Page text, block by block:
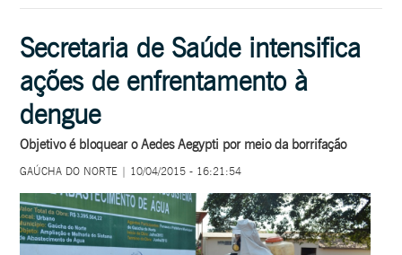
Secretaria de Saúde intensifica
ações de enfrentamento à
dengue
Objetivo é bloquear o Aedes Aegypti por meio da borrifação
GAÚCHA DO NORTE | 10/04/2015 - 16:21:54